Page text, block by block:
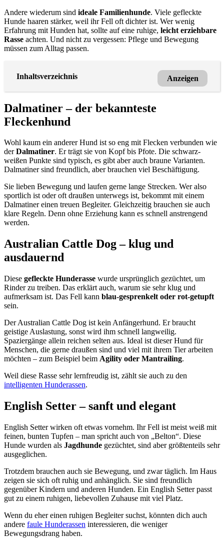
Andere wiederum sind ideale Familienhunde. Viele gefleckte
Hunde haaren stärker, weil ihr Fell oft dichter ist. Wer wenig
Erfahrung mit Hunden hat, sollte auf eine ruhige, leicht erziehbare
Rasse achten. Und nicht zu vergessen: Pflege und Bewegung
müssen zum Alltag passen.
Inhaltsverzeichnis Anzeigen
Dalmatiner – der bekannteste
Fleckenhund
Wohl kaum ein anderer Hund ist so eng mit Flecken verbunden wie
derDalmatiner. Er trägt sie von Kopf bis Pfote. Die schwarz-
weißen Punkte sind typisch, es gibt aber auch braune Varianten.
Dalmatiner sind freundlich, aber brauchen viel Beschäftigung.
Sie lieben Bewegung und laufen gerne lange Strecken. Wer also
sportlich ist oder oft draußen unterwegs ist, bekommt mit einem
Dalmatiner einen treuen Begleiter. Gleichzeitig brauchen sie auch
klare Regeln. Denn ohne Erziehung kann es schnell anstrengend
werden.
Australian Cattle Dog – klug und
ausdauernd
Diese gefleckte Hunderasse wurde ursprünglich gezüchtet, um
Rinder zu treiben. Das erklärt auch, warum sie sehr klug und
aufmerksam ist. Das Fell kann blau-gesprenkelt oder rot-getupft
sein.
Der Australian Cattle Dog ist kein Anfängerhund. Er braucht
geistige Auslastung, sonst wird ihm schnell langweilig.
Spaziergänge allein reichen selten aus. Ideal ist dieser Hund für
Menschen, die gerne draußen sind und viel mit ihrem Tier arbeiten
möchten – zum Beispiel beim Agility oder Mantrailing.
Weil diese Rasse sehr lernfreudig ist, zählt sie auch zu den
intelligenten Hunderassen.
English Setter – sanft und elegant
English Setter wirken oft etwas vornehm. Ihr Fell ist meist weiß mit
feinen, bunten Tupfen – man spricht auch von „Belton“. Diese
Hunde wurden als Jagdhunde gezüchtet, sind aber größtenteils sehr
ausgeglichen.
Trotzdem brauchen auch sie Bewegung, und zwar täglich. Im Haus
zeigen sie sich oft ruhig und anhänglich. Sie sind freundlich
gegenüber Kindern und anderen Hunden. Ein English Setter passt
gut zu einem ruhigen, liebevollen Zuhause mit viel Platz.
Wenn du eher einen ruhigen Begleiter suchst, könnten dich auch
andere faule Hunderassen interessieren, die weniger
Bewegungsdrang haben.